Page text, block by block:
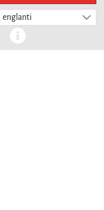
englanti